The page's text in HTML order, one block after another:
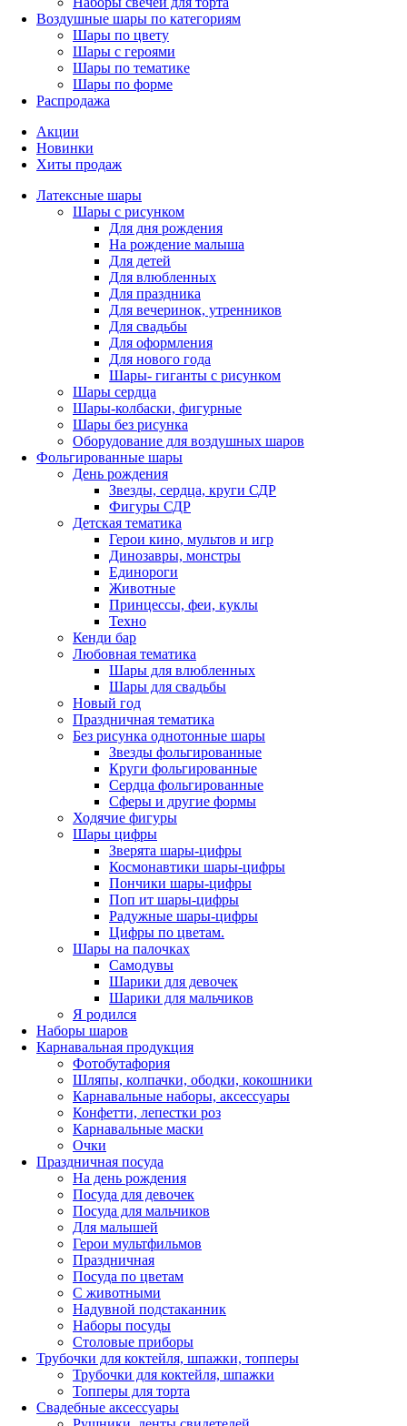
Воздушные шары по категориям
Шары по цвету
Шары с героями
Шары по тематике
Шары по форме
Распродажа
Акции
Новинки
Хиты продаж
Латексные шары
Шары с рисунком
Для дня рождения
На рождение малыша
Для детей
Для влюбленных
Для праздника
Для вечеринок, утренников
Для свадьбы
Для оформления
Для нового года
Шары- гиганты с рисунком
Шары сердца
Шары-колбаски, фигурные
Шары без рисунка
Оборудование для воздушных шаров
Фольгированные шары
День рождения
Звезды, сердца, круги СДР
Фигуры СДР
Детская тематика
Герои кино, мультов и игр
Динозавры, монстры
Единороги
Животные
Принцессы, феи, куклы
Техно
Кенди бар
Любовная тематика
Шары для влюбленных
Шары для свадьбы
Новый год
Праздничная тематика
Без рисунка однотонные шары
Звезды фольгированные
Круги фольгированные
Сердца фольгированные
Сферы и другие формы
Ходячие фигуры
Шары цифры
Зверята шары-цифры
Космонавтики шары-цифры
Пончики шары-цифры
Поп ит шары-цифры
Радужные шары-цифры
Цифры по цветам.
Шары на палочках
Самодувы
Шарики для девочек
Шарики для мальчиков
Я родился
Наборы шаров
Карнавальная продукция
Фотобутафория
Шляпы, колпачки, ободки, кокошники
Карнавальные наборы, аксессуары
Конфетти, лепестки роз
Карнавальные маски
Очки
Праздничная посуда
На день рождения
Посуда для девочек
Посуда для мальчиков
Для малышей
Герои мультфильмов
Праздничная
Посуда по цветам
С животными
Надувной подстаканник
Наборы посуды
Столовые приборы
Трубочки для коктейля, шпажки, топперы
Трубочки для коктейля, шпажки
Топперы для торта
Свадебные аксессуары